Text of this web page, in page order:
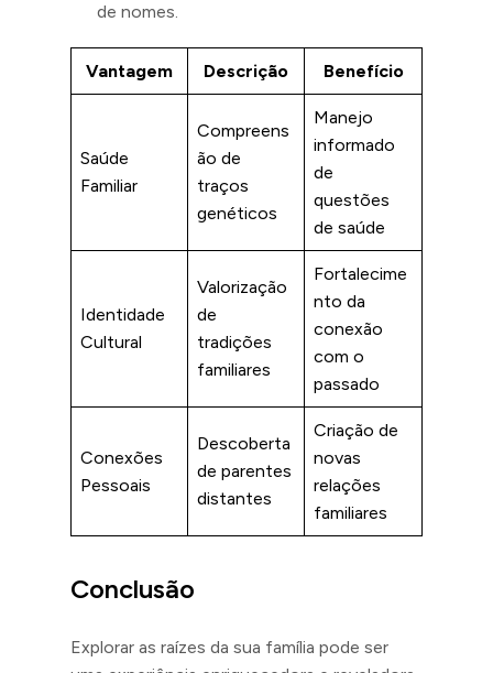
de nomes.
Vantagem Descrição Benefício
Saúde
Familiar
Compreens
ão de
traços
genéticos
Manejo
informado
de
questões
de saúde
Identidade
Cultural
Valorização
de
tradições
familiares
Fortalecime
nto da
conexão
com o
passado
Conexões
Pessoais
Descoberta
de parentes
distantes
Criação de
novas
relações
familiares
Conclusão
Explorar as raízes da sua família pode ser